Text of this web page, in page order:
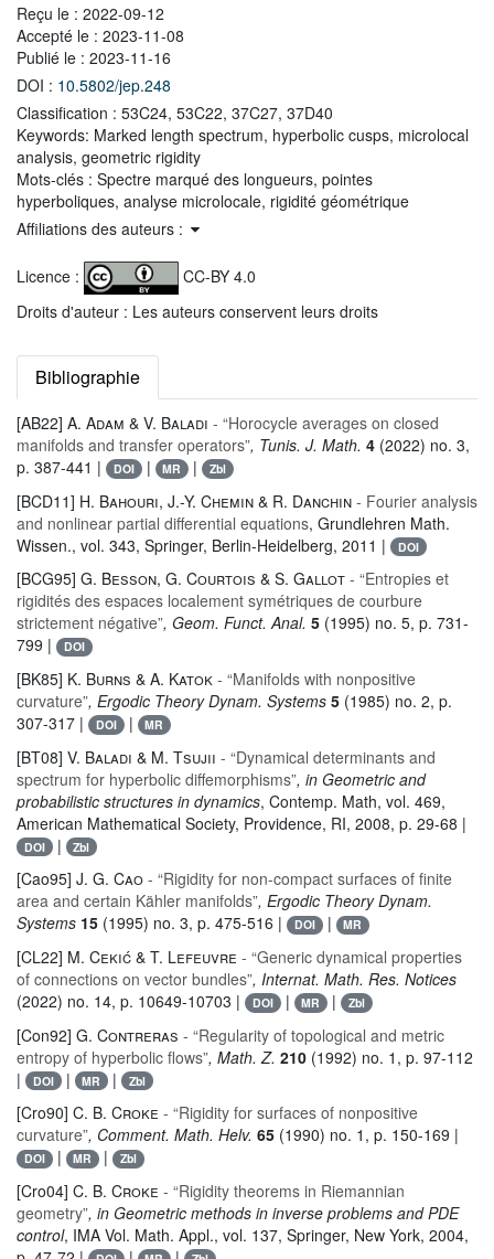
Reçu le : 2022-09-12
Accepté le : 2023-11-08
Publié le : 2023-11-16
DOI : 10.5802/jep.248
Classification : 53C24, 53C22, 37C27, 37D40
Keywords: Marked length spectrum, hyperbolic cusps, microlocal
analysis, geometric rigidity
Mots-clés : Spectre marqué des longueurs, pointes
hyperboliques, analyse microlocale, rigidité géométrique
Affiliations des auteurs :
Licence :
CC-BY 4.0
Droits d'auteur : Les auteurs conservent leurs droits
Bibliographie
[AB22] A. Adam & V. Baladi - “Horocycle averages on closed
manifolds and transfer operators”, Tunis. J. Math. 4 (2022) no. 3,
p. 387-441 |
DOI | MR | Zbl
[BCD11] H. Bahouri, J.-Y. Chemin & R. Danchin - Fourier analysis
and nonlinear partial differential equations, Grundlehren Math.
Wissen., vol. 343, Springer, Berlin-Heidelberg, 2011 | DOI
[BCG95] G. Besson, G. Courtois & S. Gallot - “Entropies et
rigidités des espaces localement symétriques de courbure
strictement négative”, Geom. Funct. Anal. 5 (1995) no. 5, p. 731-
799 |
DOI
[BK85] K. Burns & A. Katok - “Manifolds with nonpositive
curvature”, Ergodic Theory Dynam. Systems 5 (1985) no. 2, p.
307-317 |
DOI | MR
[BT08] V. Baladi & M. Tsujii - “Dynamical determinants and
spectrum for hyperbolic diffemorphisms”, in Geometric and
probabilistic structures in dynamics, Contemp. Math, vol. 469,
American Mathematical Society, Providence, RI, 2008, p. 29-68 |
DOI | Zbl
[Cao95] J. G. Cao - “Rigidity for non-compact surfaces of finite
area and certain Kähler manifolds”, Ergodic Theory Dynam.
Systems 15 (1995) no. 3, p. 475-516 | DOI | MR
[CL22] M. Cekić & T. Lefeuvre - “Generic dynamical properties
of connections on vector bundles”, Internat. Math. Res. Notices
(2022) no. 14, p. 10649-10703 |
DOI | MR | Zbl
[Con92] G. Contreras - “Regularity of topological and metric
entropy of hyperbolic flows”, Math. Z. 210 (1992) no. 1, p. 97-112
|
DOI | MR | Zbl
[Cro90] C. B. Croke - “Rigidity for surfaces of nonpositive
curvature”, Comment. Math. Helv. 65 (1990) no. 1, p. 150-169 |
DOI | MR | Zbl
[Cro04] C. B. Croke - “Rigidity theorems in Riemannian
geometry”, in Geometric methods in inverse problems and PDE
control, IMA Vol. Math. Appl., vol. 137, Springer, New York, 2004,